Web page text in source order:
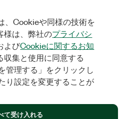
a Service Request
Site
Facebook
TwitterLinkedIn
CORP. ALL RIGHTS RESERVED.
、Cookieや同様の技術を
様は、弊社のプライバシ
よびCookieに関するお知
収集と使用に同意する
管理する」をクリックし
り設定を変更することが
て受け入れる